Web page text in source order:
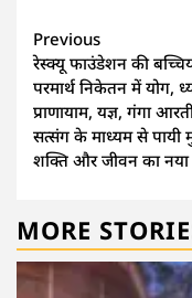
Continue
Reading
Previous
रेस्क्यू फाउंडेशन की
परमार्थ निकेतन में योग,
प्राणायाम, यज्ञ, गंगा
सत्संग के माध्यम से पायी
शक्ति और जीवन का
MORE